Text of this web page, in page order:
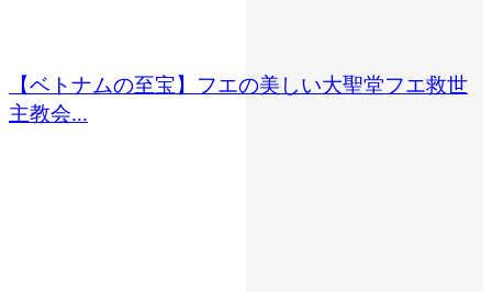
【ベトナムの至宝】フエの美しい大聖堂フエ救世
主教会...